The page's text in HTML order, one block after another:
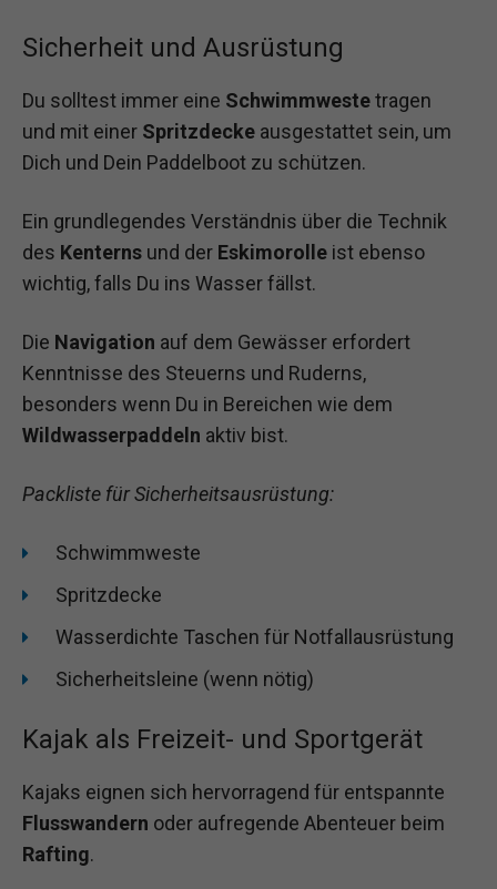
Sicherheit und Ausrüstung
Du solltest immer eine Schwimmwestetragen
und mit einer Spritzdecke ausgestattet sein, um
Dich und Dein Paddelboot zu schützen.
Ein grundlegendes Verständnis über die Technik
des Kenterns und der Eskimorolle ist ebenso
wichtig, falls Du ins Wasser fällst.
Die Navigation auf dem Gewässer erfordert
Kenntnisse des Steuerns und Ruderns,
besonders wenn Du in Bereichen wie dem
Wildwasserpaddeln aktiv bist.
Packliste für Sicherheitsausrüstung:
Schwimmweste
Spritzdecke
Wasserdichte Taschen für Notfallausrüstung
Sicherheitsleine (wenn nötig)
Kajak als Freizeit- und Sportgerät
Kajaks eignen sich hervorragend für entspannte
Flusswandern oder aufregende Abenteuer beim
Rafting.